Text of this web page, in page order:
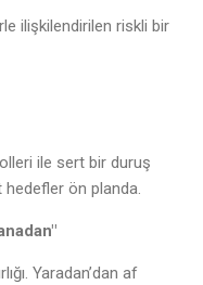
ilişkilendirilen riskli bir
ile sert bir duruş
ön planda.
Yaradan’dan af